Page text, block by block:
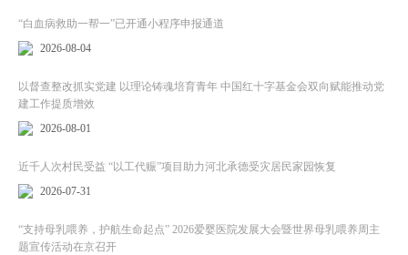
“白血病救助一帮一”已开通小程序申报通道
2026-08-04
以督查整改抓实党建 以理论铸魂培育青年 中国红十字基金会双向赋能推动党
建工作提质增效
2026-08-01
近千人次村民受益 “以工代赈”项目助力河北承德受灾居民家园恢复
2026-07-31
“支持母乳喂养，护航生命起点” 2026爱婴医院发展大会暨世界母乳喂养周主
题宣传活动在京召开